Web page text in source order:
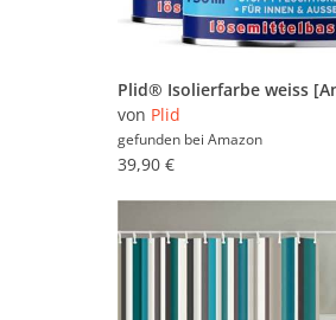
von Plid
gefunden bei Amazon
39,90 €